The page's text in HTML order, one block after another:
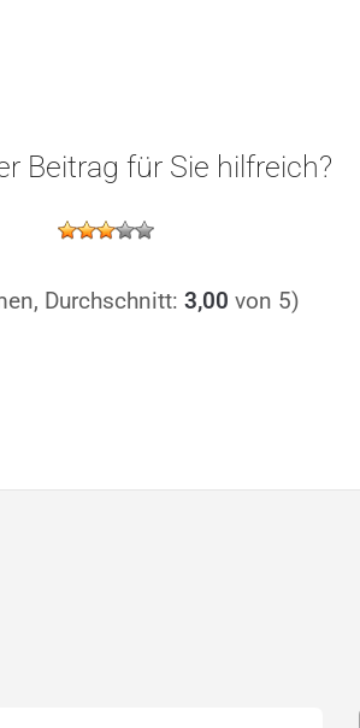
Beitrag für Sie hilfreich?
Durchschnitt: 3,00 von 5)